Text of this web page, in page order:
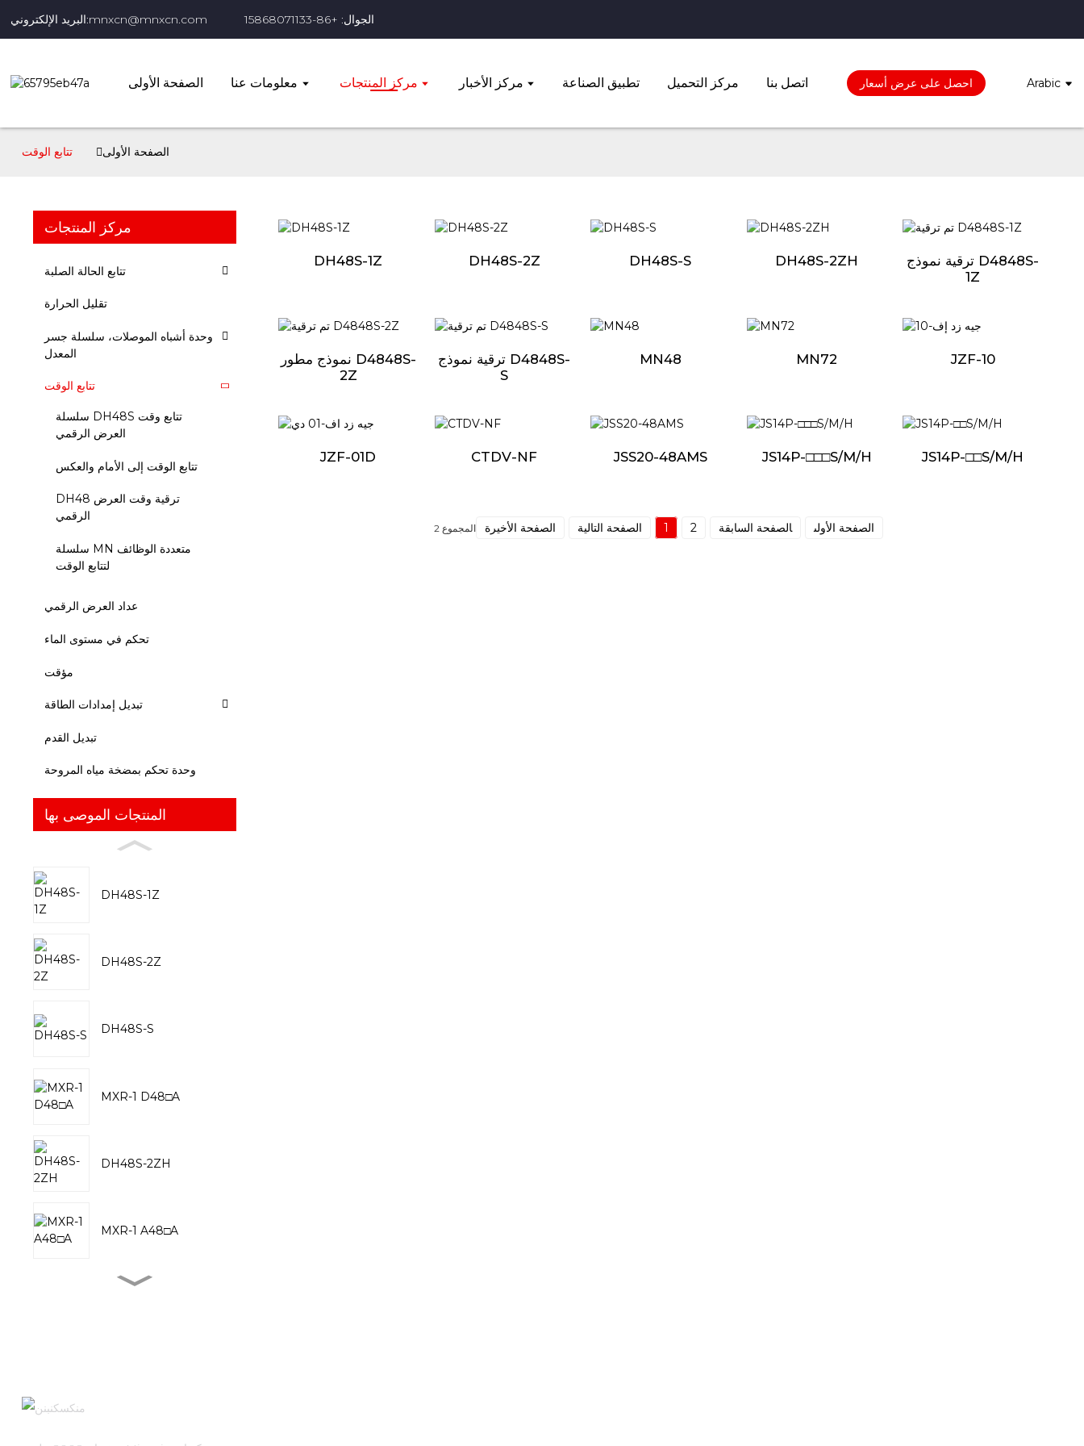
البريد الإلكتروني:mnxcn@mnxcn.com الجوال: +86-15868071133
الصفحة الأولى معلومات عنا مركز المنتجات مركز الأخبار تطبيق الصناعة مركز التحميل اتصل بنا احصل على عرض أسعار Arabic
الصفحة الأولى تتابع الوقت
مركز المنتجات
تتابع الحالة الصلبة
تقليل الحرارة
وحدة أشباه الموصلات، سلسلة جسر
المعدل
تتابع الوقت
سلسلة DH48S تتابع وقت
العرض الرقمي
تتابع الوقت إلى الأمام والعكس
DH48 ترقية وقت العرض
الرقمي
سلسلة MN متعددة الوظائف
لتتابع الوقت
عداد العرض الرقمي
تحكم في مستوى الماء
مؤقت
تبديل إمدادات الطاقة
تبديل القدم
وحدة تحكم بمضخة مياه المروحة
المنتجات الموصى بها
DH48S-1Z
DH48S-2Z
DH48S-S
MXR-1 D48□A
DH48S-2ZH
MXR-1 A48□A
DH48S-1Z DH48S-2Z DH48S-S DH48S-2ZH
ترقية نموذج D4848S-
1Z
نموذج مطور D4848S-
2Z
ترقية نموذج D4848S-
S
MN48 MN72 JZF-10
JZF-01D CTDV-NF JSS20-48AMS JS14P-□□□S/M/H JS14P-□□S/M/H
الصفحة الأولى الصفحة السابقة 1 2 الصفحة التالية الصفحة الأخيرة المجموع 2